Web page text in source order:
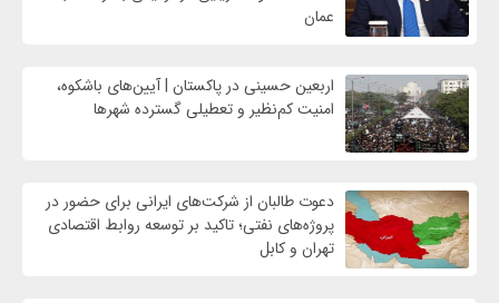
عمان
اربعین حسینی در پاکستان | آیین‌های باشکوه،
امنیت کم‌نظیر و تعطیلی گسترده شهرها
دعوت طالبان از شرکت‌های ایرانی برای حضور در
پروژه‌های نفتی؛ تاکید بر توسعه روابط اقتصادی
تهران و کابل